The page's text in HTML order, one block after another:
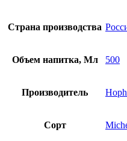
Страна производства
Объем напитка, Мл 500
Производитель
Сорт